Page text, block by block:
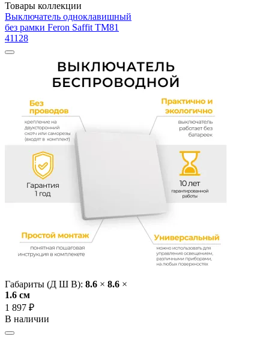
Товары коллекции
Выключатель одноклавишный
без рамки Feron Saffit TM81
41128
Габариты (Д Ш В): 8.6 × 8.6 ×
1.6 cм
1 897 ₽
В наличии